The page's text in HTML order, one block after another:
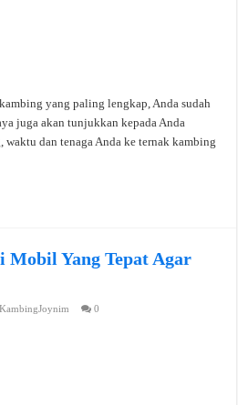
yang paling lengkap, Anda sudah
juga akan tunjukkan kepada Anda
waktu dan tenaga Anda ke ternak kambing
Mobil Yang Tepat Agar
0